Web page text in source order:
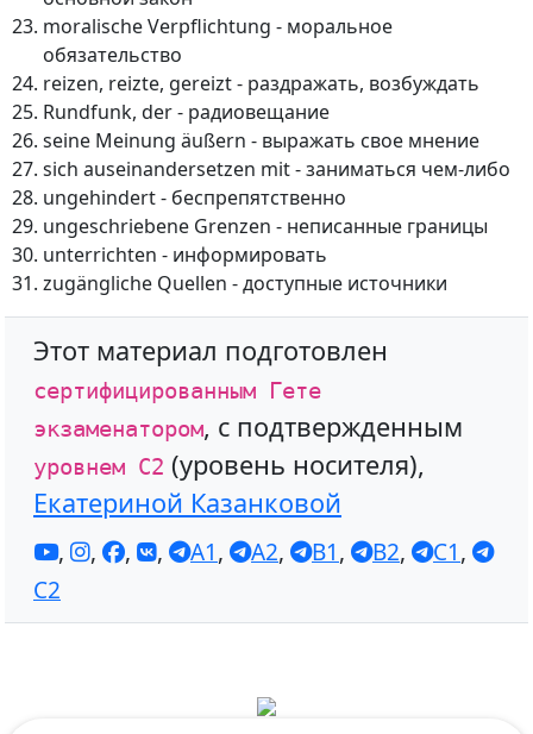
moralische Verpflichtung - моральное
обязательство
reizen, reizte, gereizt - раздражать, возбуждать
Rundfunk, der - радиовещание
seine Meinung äußern - выражать свое мнение
sich auseinandersetzen mit - заниматься чем-либо
ungehindert - беспрепятственно
ungeschriebene Grenzen - неписанные границы
unterrichten - информировать
zugängliche Quellen - доступные источники
Этот материал подготовлен
сертифицированным Гете
экзаменатором, с подтвержденным
уровнем С2 (уровень носителя),
Екатериной Казанковой
, , , , A1, A2, B1, B2, C1,
C2